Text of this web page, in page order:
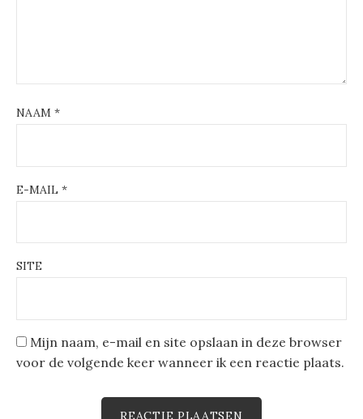
NAAM *
E-MAIL *
SITE
Mijn naam, e-mail en site opslaan in deze browser
voor de volgende keer wanneer ik een reactie plaats.